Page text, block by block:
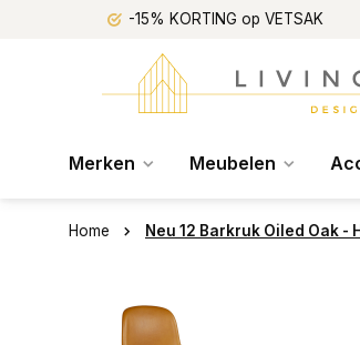
-15% KORTING op VETSAK
Merken Meubelen
Home Neu 12 Barkruk Oiled Oak -